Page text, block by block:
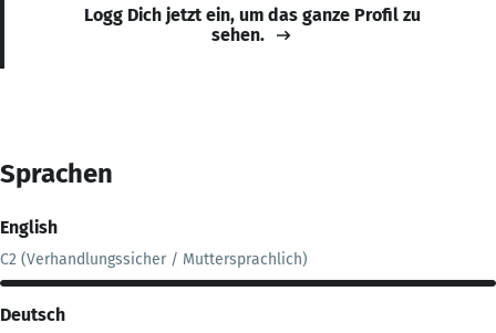
Logg Dich jetzt ein, um das ganze Profil zu
sehen.
Sprachen
English
C2 (Verhandlungssicher / Muttersprachlich)
Deutsch